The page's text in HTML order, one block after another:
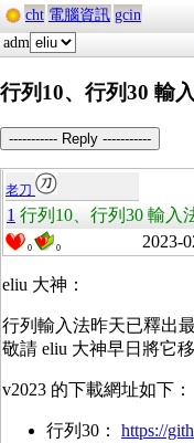
cht 電腦資訊 gcin
adm
行列10、行列30 輸
----------- Reply -----------
老刀
1 行列10、行列30 輸入
0 0 2023-
eliu 大神：
行列輸入法昨天已釋出
敬請 eliu 大神早日將它
v2023 的下載網址如下：
行列30： https://